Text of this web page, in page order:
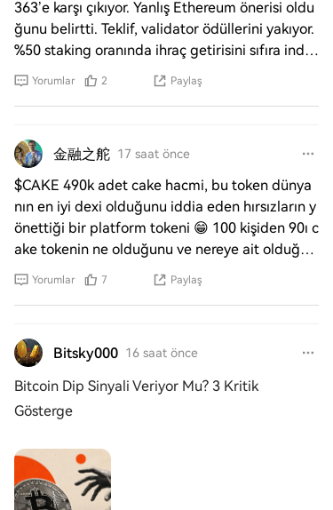
363’e karşı çıkıyor. Yanlış Ethereum önerisi oldu
ğunu belirtti. Teklif, validator ödüllerini yakıyor.
%50 staking oranında ihraç getirisini sıfıra indiri
yor.
Yorumlar 2 Paylaş
金融之舵 17 saat önce
$CAKE 490k adet cake hacmi, bu token dünya
nın en iyi dexi olduğunu iddia eden hırsızların y
önettiği bir platform tokeni 😁 100 kişiden 90ı c
ake tokenin ne olduğunu ve nereye ait olduğun
u bilmez. Çünkü
Yorumlar 7 Paylaş
Bitsky000 16 saat önce
Bitcoin Dip Sinyali Veriyor Mu? 3 Kritik
Gösterge